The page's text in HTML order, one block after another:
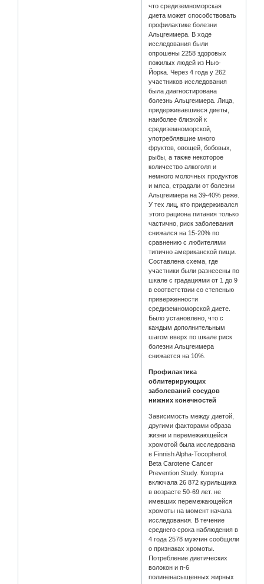
что средиземноморская
диета может способствовать
профилактике болезни
Альцгеимера. В ходе
исследования были
опрошены 2258 здоровых
пожилых людей из Нью-
Йорка. Через 4 года у 262
участников исследования
была диагностирована
болезнь Альцгеимера. Лица,
придерживавшиеся диеты,
наиболее близкой к
средиземноморской,
употреблявшие много
фруктов, овощей, бобовых,
рыбы, а также некоторое
количество алкоголя и
немного молочных продуктов
и мяса, страдали от болезни
Альцгеимера на 39-40% реже.
У тех лиц, кто придерживался
этого рациона питания только
частично, риск заболевания
снижался на 15-20% по
сравнению с любителями
типично американской пищи.
Составлена схема, где
участники были разнесены по
шкале с градациями от 1 до 9
в соответствии со степенью
приверженности
средиземноморской диете.
Было установлено, что с
каждым дополнительным
шагом вверх по шкале риск
болезни Альцгеимера
снижается на 10%.
Профилактика
облитерирующих
заболеваний сосудов
нижних конечностей
Зависимость между диетой,
другими факторами образа
жизни и перемежающейся
хромотой была исследована
в Finnish Alpha-Tocopherol.
Beta Carotene Cancer
Prevention Study. Когорта
включала 26 872 курильщика
в возрасте 50-69 лет. не
имевших перемежающейся
хромоты на момент начала
исследования. В течение
среднего срока наблюдения в
4 года 2578 мужчин сообщили
о признаках хромоты.
Потребление диетических
волокон и п-6
полиненасыщенных жирных